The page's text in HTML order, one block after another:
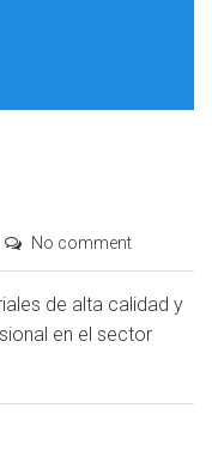
No comment
de alta calidad y
en el sector